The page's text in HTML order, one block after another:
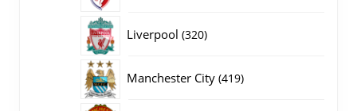
Liverpool 320320
Manchester City 419419